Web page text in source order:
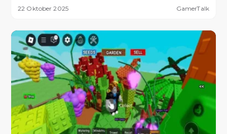
22 Oktober 2025 GamerTalk